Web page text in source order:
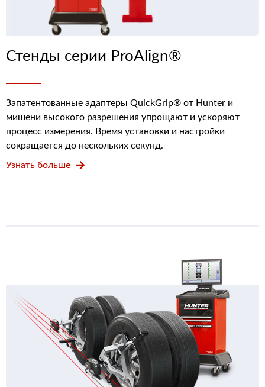
Стенды серии ProAlign®
Запатентованные адаптеры QuickGrip® от Hunter и
мишени высокого разрешения упрощают и ускоряют
процесс измерения. Время установки и настройки
сокращается до нескольких секунд.
Узнать больше